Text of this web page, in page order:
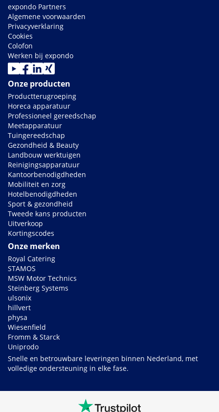
expondo Partners
Algemene voorwaarden
Privacyverklaring
Cookies
Colofon
Werken bij expondo
Onze producten
Productterugroeping
Horeca apparatuur
Professioneel gereedschap
Meetapparatuur
Tuingereedschap
Gezondheid & Beauty
Landbouw werktuigen
Reinigingsapparatuur
Kantoorbenodigdheden
Mobiliteit en zorg
Hotelbenodigdheden
Sport & gezondheid
Tweede kans producten
Uitverkoop
Kortingscodes
Onze merken
Royal Catering
STAMOS
MSW Motor Technics
Steinberg Systems
ulsonix
hillvert
physa
Wiesenfield
Fromm & Starck
Uniprodo
Snelle en betrouwbare leveringen binnen Nederland, met
volledige ondersteuning in elke fase.